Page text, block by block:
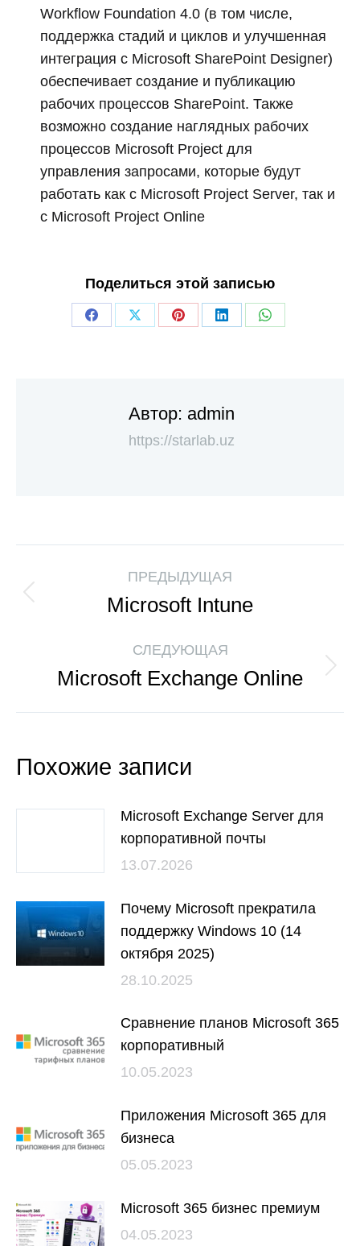
Workflow Foundation 4.0 (в том числе,
поддержка стадий и циклов и улучшенная
интеграция с Microsoft SharePoint Designer)
обеспечивает создание и публикацию
рабочих процессов SharePoint. Также
возможно создание наглядных рабочих
процессов Microsoft Project для
управления запросами, которые будут
работать как с Microsoft Project Server, так и
с Microsoft Project Online
Поделиться этой записью
Автор: admin
https://starlab.uz
ПРЕДЫДУЩАЯ
Microsoft Intune
СЛЕДУЮЩАЯ
Microsoft Exchange Online
Похожие записи
Microsoft Exchange Server для
корпоративной почты
13.07.2026
Почему Microsoft прекратила
поддержку Windows 10 (14
октября 2025)
28.10.2025
Сравнение планов Microsoft 365
корпоративный
10.05.2023
Приложения Microsoft 365 для
бизнеса
05.05.2023
Microsoft 365 бизнес премиум
04.05.2023